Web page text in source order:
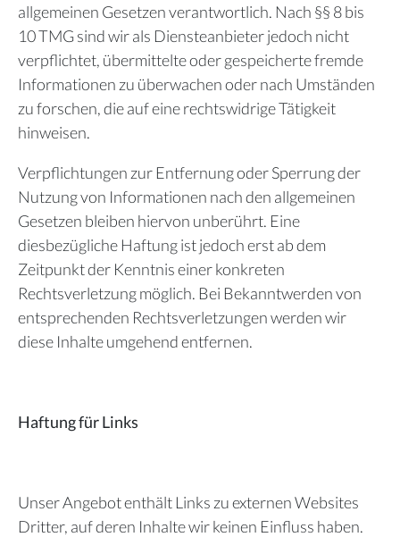
allgemeinen Gesetzen verantwortlich. Nach §§ 8 bis
10 TMG sind wir als Diensteanbieter jedoch nicht
verpflichtet, übermittelte oder gespeicherte fremde
Informationen zu überwachen oder nach Umständen
zu forschen, die auf eine rechtswidrige Tätigkeit
hinweisen.
Verpflichtungen zur Entfernung oder Sperrung der
Nutzung von Informationen nach den allgemeinen
Gesetzen bleiben hiervon unberührt. Eine
diesbezügliche Haftung ist jedoch erst ab dem
Zeitpunkt der Kenntnis einer konkreten
Rechtsverletzung möglich. Bei Bekanntwerden von
entsprechenden Rechtsverletzungen werden wir
diese Inhalte umgehend entfernen.
Haftung für Links
Unser Angebot enthält Links zu externen Websites
Dritter, auf deren Inhalte wir keinen Einfluss haben.